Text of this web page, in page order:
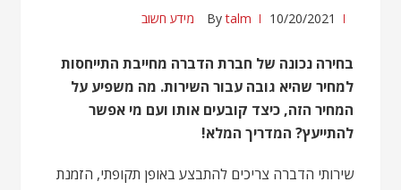
10/20/2021
Bytalm מידע חשוב
בחירה נכונה של חברת הדברה מחייבת התייחסות
למחיר שהיא גובה עבור השירות. מה משפיע על
המחיר הזה, כיצד קובעים אותו ועם מי אפשר
להתייעץ? המדריך המלא!
שירותי הדברה צריכים להתבצע באופן תקופתי, הזמנת